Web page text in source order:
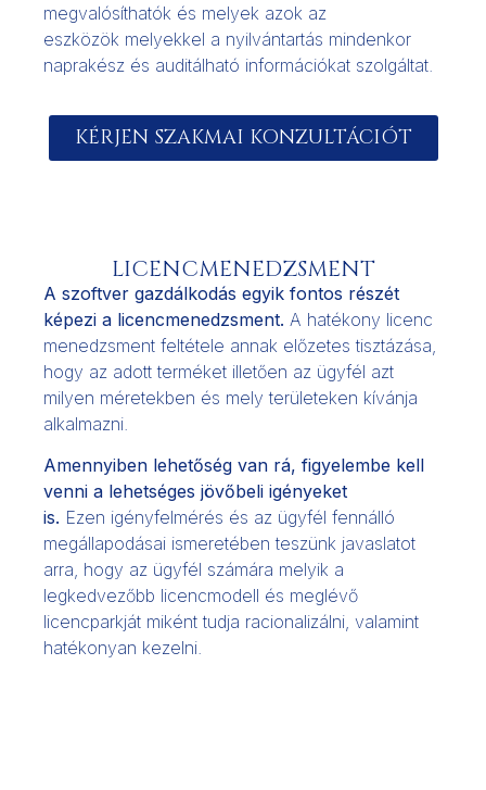
megvalósíthatók és melyek azok az
eszközök melyekkel a nyilvántartás mindenkor
naprakész és auditálható információkat szolgáltat.
KÉRJEN SZAKMAI KONZULTÁCIÓT
LICENCMENEDZSMENT
A szoftver gazdálkodás egyik fontos részét
képezi a licencmenedzsment. A hatékony licenc
menedzsment feltétele annak előzetes tisztázása,
hogy az adott terméket illetően az ügyfél azt
milyen méretekben és mely területeken kívánja
alkalmazni.
Amennyiben lehetőség van rá, figyelembe kell
venni a lehetséges jövőbeli igényeket
is. Ezen igényfelmérés és az ügyfél fennálló
megállapodásai ismeretében teszünk javaslatot
arra, hogy az ügyfél számára melyik a
legkedvezőbb licencmodell és meglévő
licencparkját miként tudja racionalizálni, valamint
hatékonyan kezelni.